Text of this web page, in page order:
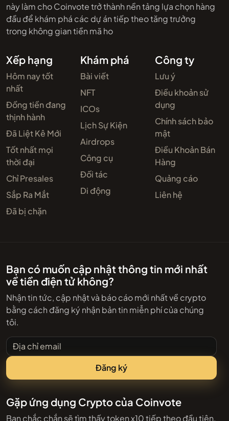
này làm cho Coinvote trở thành nền tảng lựa chọn hàng
đầu để khám phá các dự án tiếp theo tăng trưởng
trong không gian tiền mã ho
Xếp hạng
Hôm nay tốt
nhất
Đồng tiền đang
thịnh hành
Đã Liệt Kê Mới
Tốt nhất mọi
thời đại
Chỉ Presales
Sắp Ra Mắt
Đã bị chặn
Khám phá
Bài viết
NFT
ICOs
Lịch Sự Kiện
Airdrops
Công cụ
Đối tác
Di động
Công ty
Lưu ý
Điều khoản sử
dụng
Chính sách bảo
mật
Điều Khoản Bán
Hàng
Quảng cáo
Liên hệ
Bạn có muốn cập nhật thông tin mới nhất
về tiền điện tử không?
Nhận tin tức, cập nhật và báo cáo mới nhất về crypto
bằng cách đăng ký nhận bản tin miễn phí của chúng
tôi.
Địa chỉ email
Đăng ký
Gặp ứng dụng Crypto của Coinvote
Bạn chắc chắn sẽ tìm thấy token x10 tiếp theo đầu tiên.